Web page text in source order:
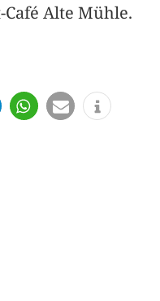
Alte Mühle.